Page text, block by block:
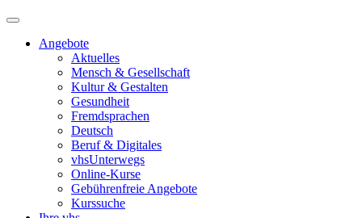
Angebote
Aktuelles
Mensch & Gesellschaft
Kultur & Gestalten
Gesundheit
Fremdsprachen
Deutsch
Beruf & Digitales
vhsUnterwegs
Online-Kurse
Gebührenfreie Angebote
Kurssuche